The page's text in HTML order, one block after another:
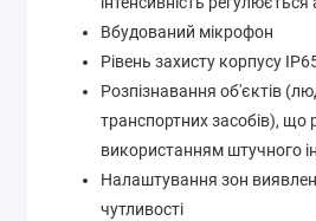
Вбудований мікрофон
Рівень захисту корпусу
Розпізнавання об'єктів
транспортних засобів), що
використанням штучного
Налаштування зон
чутливості